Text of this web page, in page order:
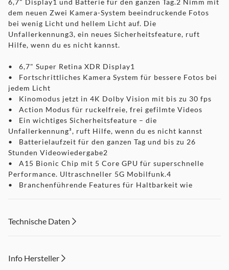
6,7" Display1 und Batterie für den ganzen Tag.2 Nimm mit
dem neuen Zwei Kamera-System beeindruckende Fotos
bei wenig Licht und hellem Licht auf. Die
Unfallerkennung3, ein neues Sicherheitsfeature, ruft
Hilfe, wenn du es nicht kannst.
• 6,7" Super Retina XDR Display1
• Fortschrittliches Kamera System für bessere Fotos bei
jedem Licht
• Kinomodus jetzt in 4K Dolby Vision mit bis zu 30 fps
• Action Modus für ruckelfreie, frei gefilmte Videos
• Ein wichtiges Sicherheitsfeature – die
Unfallerkennung³, ruft Hilfe, wenn du es nicht kannst
• Batterielaufzeit für den ganzen Tag und bis zu 26
Stunden Videowiedergabe2
• A15 Bionic Chip mit 5 Core GPU für superschnelle
Performance. Ultraschneller 5G Mobilfunk.4
• Branchenführende Features für Haltbarkeit wie
Personalisieren, Kommunizieren und Teilen6
Technische Daten
Info Hersteller